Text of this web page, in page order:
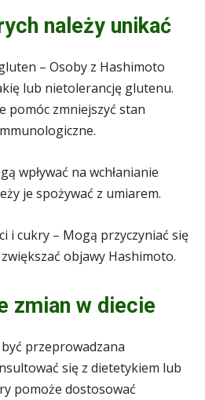
należy unikać
– Osoby z Hashimoto
lub nietolerancję glutenu.
pomóc zmniejszyć stan
wpływać na wchłanianie
je spożywać z umiarem.
i cukry – Mogą przyczyniać się
objawy Hashimoto.
zmian w diecie
przeprowadzana
się z dietetykiem lub
pomoże dostosować